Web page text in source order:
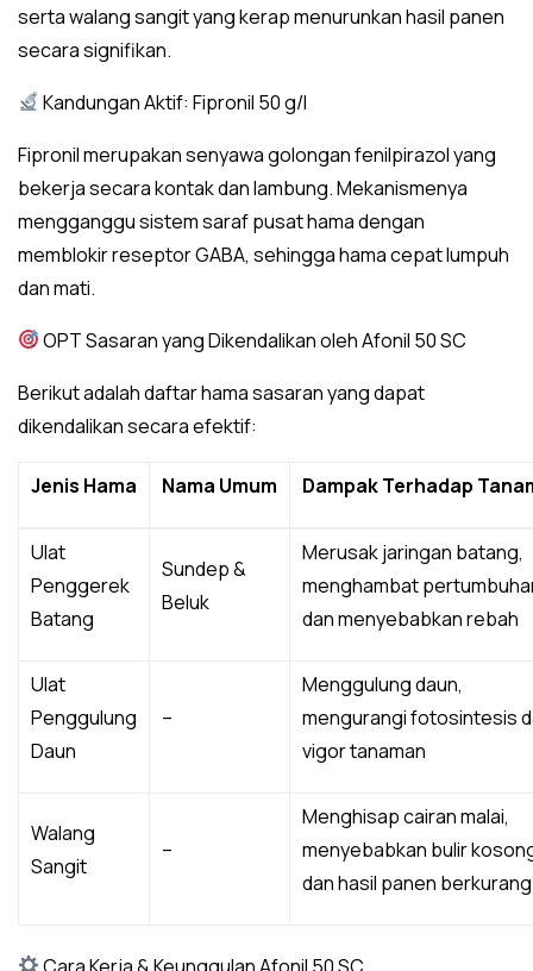
serta walang sangit yang kerap menurunkan hasil panen
secara signifikan.
Kandungan Aktif: Fipronil 50 g/l
Fipronil merupakan senyawa golongan fenilpirazol yang
bekerja secara kontak dan lambung. Mekanismenya
mengganggu sistem saraf pusat hama dengan
memblokir reseptor GABA, sehingga hama cepat lumpuh
dan mati.
OPT Sasaran yang Dikendalikan oleh Afonil 50 SC
Berikut adalah daftar hama sasaran yang dapat
dikendalikan secara efektif:
Jenis Hama Nama Umum Dampak Terhadap
Ulat
Penggerek
Batang
Sundep &
Beluk
Merusak jaringan batang,
menghambat
dan menyebabkan rebah
Ulat
Penggulung
Daun
–
Menggulung daun,
mengurangi fotosintesis
vigor tanaman
Walang
Sangit
–
Menghisap cairan malai,
menyebabkan bulir
dan hasil panen berkurang